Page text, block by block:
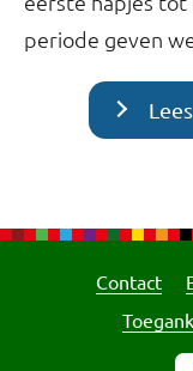
periode geven
Contact